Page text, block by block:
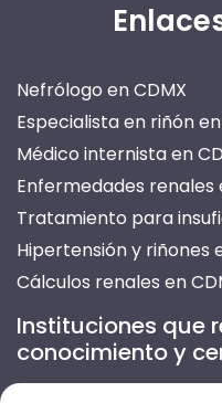
Nefrólogo en CDMX
Especialista en riñón
Médico internista en
Enfermedades renales
Tratamiento para
Hipertensión y riñones
Cálculos renales en
Prevención de
Atención para
Tratamiento de nefritis
Instituciones que
conocimiento y